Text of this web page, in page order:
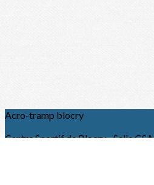
Acro-tramp blocry
Centre Sportif de Blocry - Salle GSA